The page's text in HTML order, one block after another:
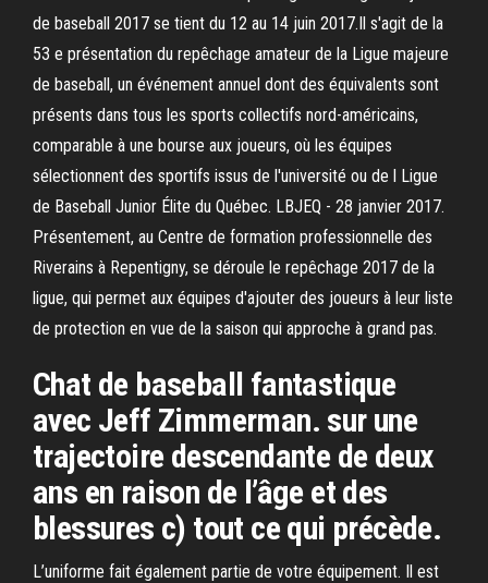
de baseball 2017 se tient du 12 au 14 juin 2017.Il s'agit de la
53 e présentation du repêchage amateur de la Ligue majeure
de baseball, un événement annuel dont des équivalents sont
présents dans tous les sports collectifs nord-américains,
comparable à une bourse aux joueurs, où les équipes
sélectionnent des sportifs issus de l'université ou de l Ligue
de Baseball Junior Élite du Québec. LBJEQ - 28 janvier 2017.
Présentement, au Centre de formation professionnelle des
Riverains à Repentigny, se déroule le repêchage 2017 de la
ligue, qui permet aux équipes d'ajouter des joueurs à leur liste
de protection en vue de la saison qui approche à grand pas.
Chat de baseball fantastique
avec Jeff Zimmerman. sur une
trajectoire descendante de deux
ans en raison de l’âge et des
blessures c) tout ce qui précède.
L’uniforme fait également partie de votre équipement. Il est